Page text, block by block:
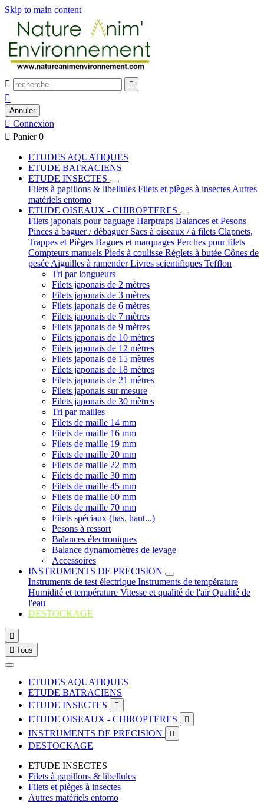
Skip to main content
 

Annuler
 Connexion
 Panier 0
ETUDES AQUATIQUES
ETUDE BATRACIENS
ETUDE INSECTES
Filets à papillons & libellules Filets et pièges à insectes Autres
matériels entomo
ETUDE OISEAUX - CHIROPTERES
Filets japonais pour baguage Harptraps Balances et Pesons
Pinces à baguer / débaguer Sacs à oiseaux / à filets Clapnets,
Trappes et Pièges Bagues et marquages Perches pour filets
Compteurs manuels Pieds à coulisse Réglets à butée Cônes de
pesée Aiguilles à ramenderLivres scientifiques Tefflon
Tri par longueurs
Filets japonais de 2 mètres
Filets japonais de 3 mètres
Filets japonais de 6 mètres
Filets japonais de 7 mètres
Filets japonais de 9 mètres
Filets japonais de 10 mètres
Filets japonais de 12 mètres
Filets japonais de 15 mètres
Filets japonais de 18 mètres
Filets japonais de 21 mètres
Filets japonais sur mesure
Filets japonais de 30 mètres
Tri par mailles
Filets de maille 14 mm
Filets de maille 16 mm
Filets de maille 19 mm
Filets de maille 20 mm
Filets de maille 22 mm
Filets de maille 30 mm
Filets de maille 45 mm
Filets de maille 60 mm
Filets de maille 70 mm
Filets spéciaux (bas, haut...)
Pesons à ressort
Balances électroniques
Balance dynamomètres de levage
Accessoires
INSTRUMENTS DE PRECISION
Instruments de test électrique Instruments de température
Humidité et température Vitesse et qualité de l'airQualité de
l'eau
DESTOCKAGE

 Tous
ETUDES AQUATIQUES
ETUDE BATRACIENS
ETUDE INSECTES

ETUDE OISEAUX - CHIROPTERES 
INSTRUMENTS DE PRECISION 
DESTOCKAGE
ETUDE INSECTES
Filets à papillons & libellules
Filets et pièges à insectes
Autres matériels entomo